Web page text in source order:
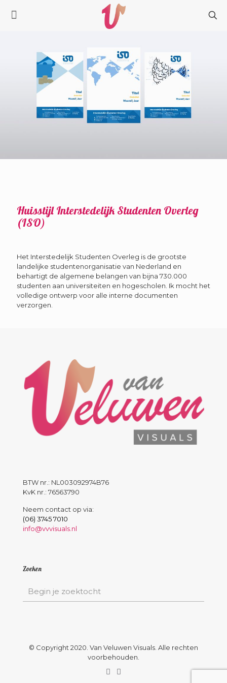
Huisstijl Interstedelijk Studenten Overleg
(ISO)
Het Interstedelijk Studenten Overleg is de grootste
landelijke studentenorganisatie van Nederland en
behartigt de algemene belangen van bijna 730.000
studenten aan universiteiten en hogescholen. Ik mocht het
volledige ontwerp voor alle interne documenten
verzorgen.
BTW nr.: NL003092974B76
KvK nr.: 76563790
Neem contact op via:
(06) 3745 7010
info@vvvisuals.nl
Zoeken
© Copyright 2020. Van Veluwen Visuals. Alle rechten
voorbehouden.